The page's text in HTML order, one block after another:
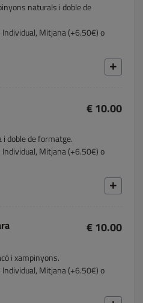
naturals i doble de
Individual, Mitjana (+6.50€) o
€ 10.00
i doble de formatge.
Individual, Mitjana (+6.50€) o
€ 10.00
i xampinyons.
Individual, Mitjana (+6.50€) o